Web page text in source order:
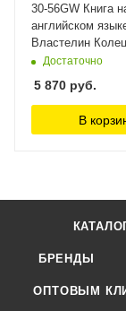
30-56GW Книга
английском
Властелин
Некроманта
Workshop
Достаточно
5 870 руб.
В
БРЕНДЫ
ОПТОВЫМ